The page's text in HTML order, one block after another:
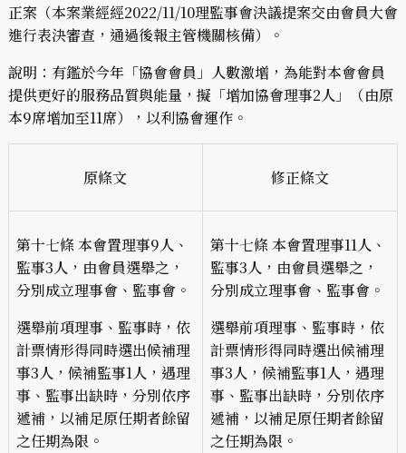
正案（本案業經經2022/11/10理監事會決議提案交由會員大會
進行表決審查，通過後報主管機關核備）。
說明：有鑑於今年「協會會員」人數激增，為能對本會會員
提供更好的服務品質與能量，擬「增加協會理事2人」（由原
本9席增加至11席），以利協會運作。
原條文 修正條文
第十七條 本會置理事9人、
監事3人，由會員選舉之，
分別成立理事會、監事會。
選舉前項理事、監事時，依
計票情形得同時選出候補理
事3人，候補監事1人，遇理
事、監事出缺時，分別依序
遞補，以補足原任期者餘留
之任期為限。
第十七條 本會置理事11人、
監事3人，由會員選舉之，
分別成立理事會、監事會。
選舉前項理事、監事時，依
計票情形得同時選出候補理
事3人，候補監事1人，遇理
事、監事出缺時，分別依序
遞補，以補足原任期者餘留
之任期為限。